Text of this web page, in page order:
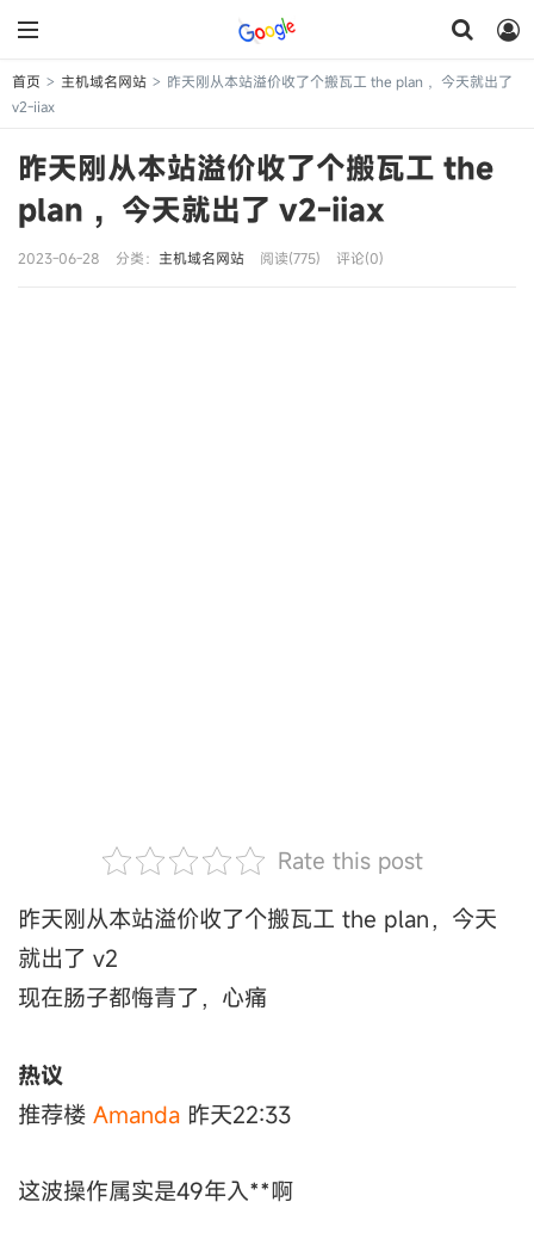
首页 > 主机域名网站 > 昨天刚从本站溢价收了个搬瓦工 the plan ，今天就出了
v2-iiax
昨天刚从本站溢价收了个搬瓦工 the
plan ，今天就出了 v2-iiax
2023-06-28 分类： 主机域名网站 阅读(775) 评论(0)
Rate this post
昨天刚从本站溢价收了个搬瓦工 the plan，今天
就出了 v2
现在肠子都悔青了，心痛
热议
推荐楼 Amanda 昨天22:33
这波操作属实是49年入**啊